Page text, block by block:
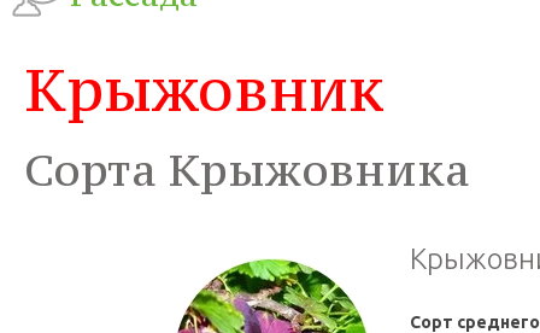
Крыжовник
Сорта Крыжовника
Сорт